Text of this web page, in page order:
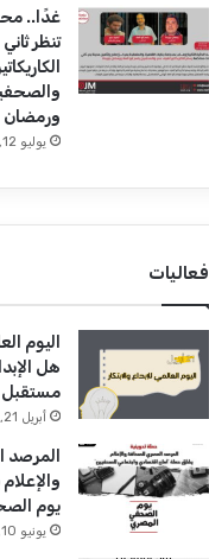
غدًا..
تنظر
ورمضان
يوليو 12, 2026
فعاليات
اليوم
هل
مستقبل
أبريل 21, 2024
يوم
يونيو 10, 2023